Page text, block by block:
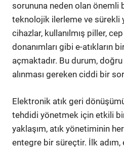
sorununa neden olan önemli
teknolojik ilerleme ve sürekli
cihazlar, kullanılmış piller,
donanımları gibi e-atıkların
açmaktadır. Bu durum,
alınması gereken ciddi bir
Elektronik atık geri
tehdidi yönetmek için etkili
yaklaşım, atık yönetiminin
entegre bir süreçtir. İlk adım,